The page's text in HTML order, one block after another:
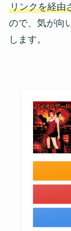
リンクを経由
ので、気が向
します。